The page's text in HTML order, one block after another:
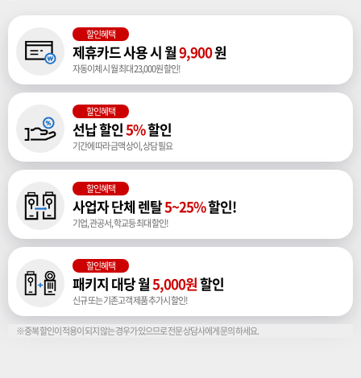
할인혜택
제휴카드 사용 시 월9,900원
자동이체 시 월 최대 23,000원 할인!
할인혜택
선납 할인5%할인
기간에 따라 금액 상이, 상담 필요
할인혜택
사업자 단체 렌탈5~25%할인!
기업, 관공서, 학교등 최대 할인!
할인혜택
패키지 대당 월5,000원할인
신규 또는 기존고객 제품 추가시 할인!
※중복 할인이 적용이 되지 않는 경우가 있으므로 전문 상담사에게 문의 하세요.